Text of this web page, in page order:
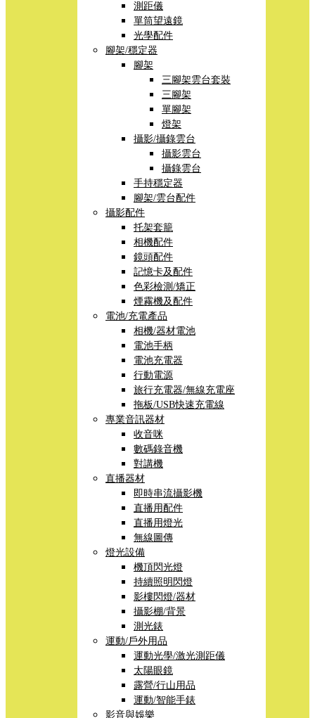
測距儀
單筒望遠鏡
光學配件
腳架/穩定器
腳架
三腳架雲台套裝
三腳架
單腳架
燈架
攝影/攝錄雲台
攝影雲台
攝錄雲台
手持穩定器
腳架/雲台配件
攝影配件
托架套籠
相機配件
鏡頭配件
記憶卡及配件
色彩檢測/矯正
煙霧機及配件
電池/充電產品
相機/器材電池
電池手柄
電池充電器
行動電源
旅行充電器/無線充電座
拖板/USB快速充電線
專業音訊器材
收音咪
數碼錄音機
對講機
直播器材
即時串流攝影機
直播用配件
直播用燈光
無線圖傳
燈光設備
機頂閃光燈
持續照明閃燈
影樓閃燈/器材
攝影棚/背景
測光錶
運動/戶外用品
運動光學/激光測距儀
太陽眼鏡
露營/行山用品
運動/智能手錶
影音與娛樂